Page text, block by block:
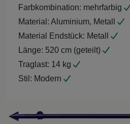
Farbkombination: mehrfarbig
Material: Aluminium, Metall
Material Endstück: Metall
Länge: 520 cm (geteilt)
Traglast: 14 kg
Stil: Modern